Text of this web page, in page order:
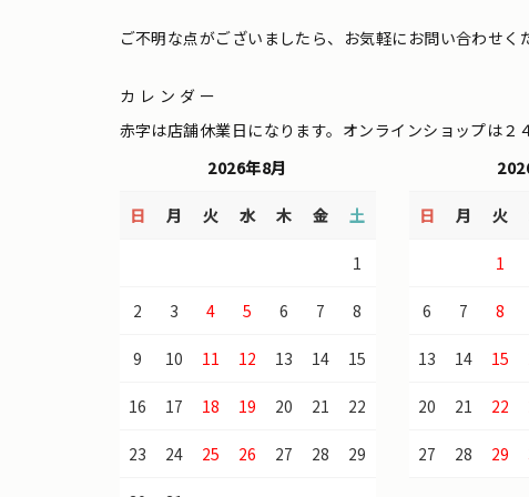
ご不明な点がございましたら、お気軽にお問い合わせく
カレンダー
赤字は店舗休業日になります。オンラインショップは２
2026年8月
日 月 火 水 木 金 土
1
2 3 4 5 6 7 8
9 10 11 12 13 14 15
16 17 18 19 20 21 22
23 24 25 26 27 28 29
日 月 火
1
6 7 8
13 14 15
20 21 22
27 28 29